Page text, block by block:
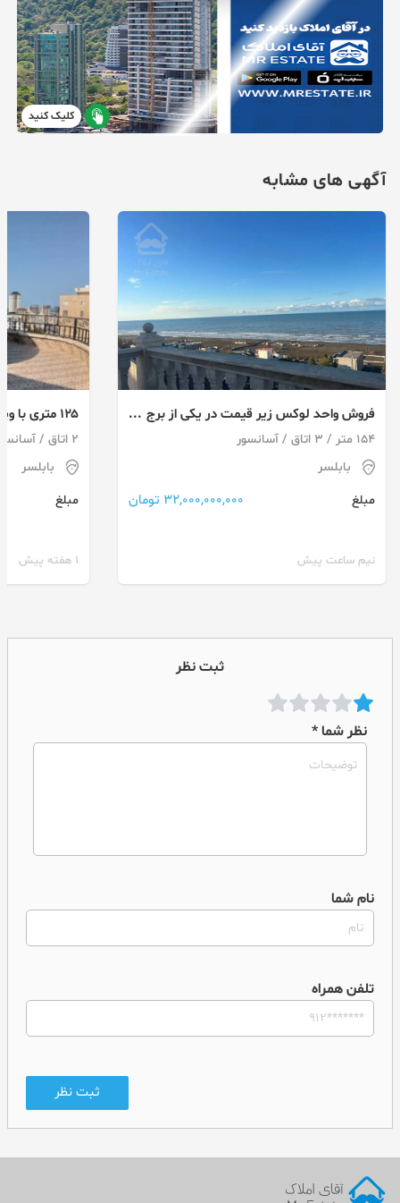
کلیک کنید
آگهی های مشابه
فروش واحد لوکس زیر قیمت در یکی از برج
های پلاک یک
154 متر / 3 اتاق / آسانسور
بابلسر
مبلغ
32,000,000,000 تومان
نیم ساعت پیش
۱۲۵ متری
بابلسر
2 اتاق / آسانسور
بابلسر
مبلغ
1 هفته پیش
ثبت نظر
نظر شما *
نام شما
تلفن همراه
ثبت نظر